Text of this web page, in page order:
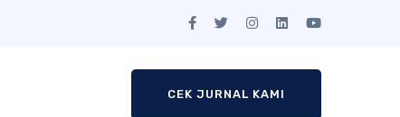
CEK JURNAL KAMI